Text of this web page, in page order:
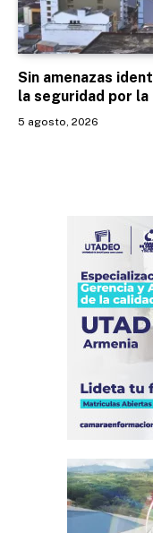
Sin amenazas
la seguridad por
5 agosto, 2026